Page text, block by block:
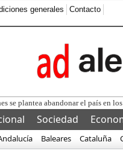
generales Contacto
se plantea abandonar el país en
Sociedad
Baleares Cataluña